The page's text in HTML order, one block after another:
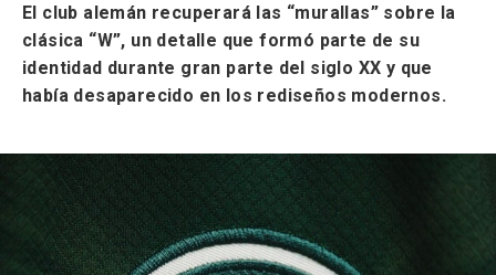
El club alemán recuperará las “murallas” sobre la
clásica “W”, un detalle que formó parte de su
identidad durante gran parte del siglo XX y que
había desaparecido en los rediseños modernos.